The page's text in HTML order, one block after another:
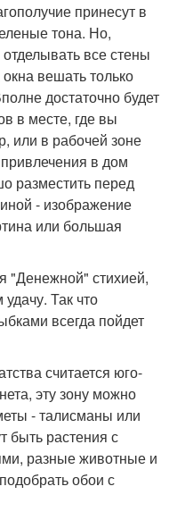
принесут в
тона. Но,
все стены
вешать только
достаточно будет
в месте, где вы
или в рабочей зоне
в дом
разместить перед
- изображение
или большая
"Денежной" стихией,
Так что
всегда пойдет
считается юго-
эту зону можно
- талисманы или
быть растения с
разные животные и
обои с